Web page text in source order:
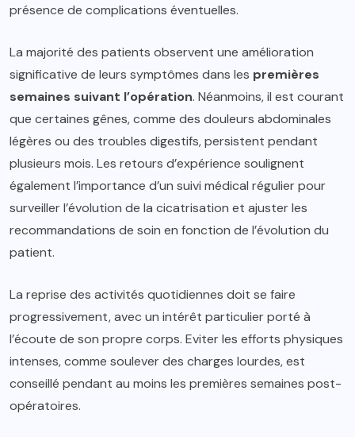
présence de complications éventuelles.
La majorité des patients observent une amélioration
significative de leurs symptômes dans les premières
semaines suivant l’opération. Néanmoins, il est courant
que certaines gênes, comme des douleurs abdominales
légères ou des troubles digestifs, persistent pendant
plusieurs mois. Les retours d’expérience soulignent
également l’importance d’un suivi médical régulier pour
surveiller l’évolution de la cicatrisation et ajuster les
recommandations de soin en fonction de l’évolution du
patient.
La reprise des activités quotidiennes doit se faire
progressivement, avec un intérêt particulier porté à
l’écoute de son propre corps. Eviter les efforts physiques
intenses, comme soulever des charges lourdes, est
conseillé pendant au moins les premières semaines post-
opératoires.